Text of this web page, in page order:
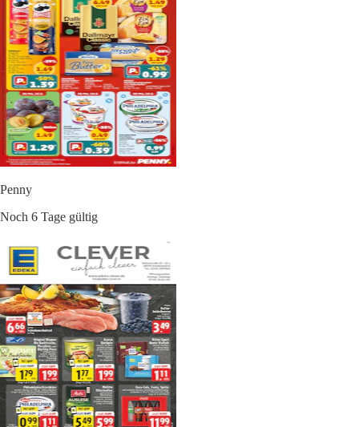
Penny
Noch 6 Tage gültig